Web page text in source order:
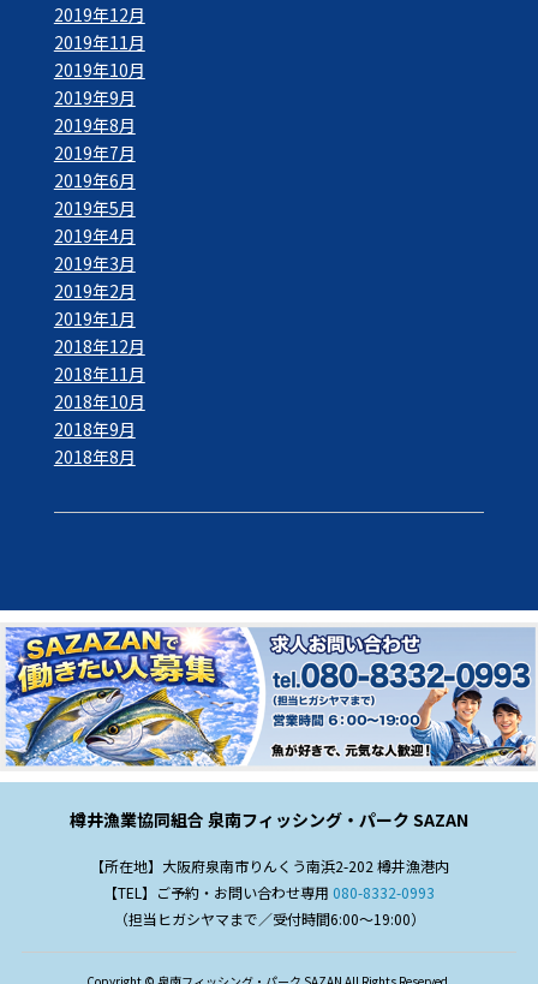
2019年12月
2019年11月
2019年10月
2019年9月
2019年8月
2019年7月
2019年6月
2019年5月
2019年4月
2019年3月
2019年2月
2019年1月
2018年12月
2018年11月
2018年10月
2018年9月
2018年8月
樽井漁業協同組合 泉南フィッシング・パーク SAZAN
【所在地】大阪府泉南市りんくう南浜2-202 樽井漁港内
【TEL】ご予約・お問い合わせ専用 080-8332-0993
（担当ヒガシヤマまで／受付時間6:00～19:00）